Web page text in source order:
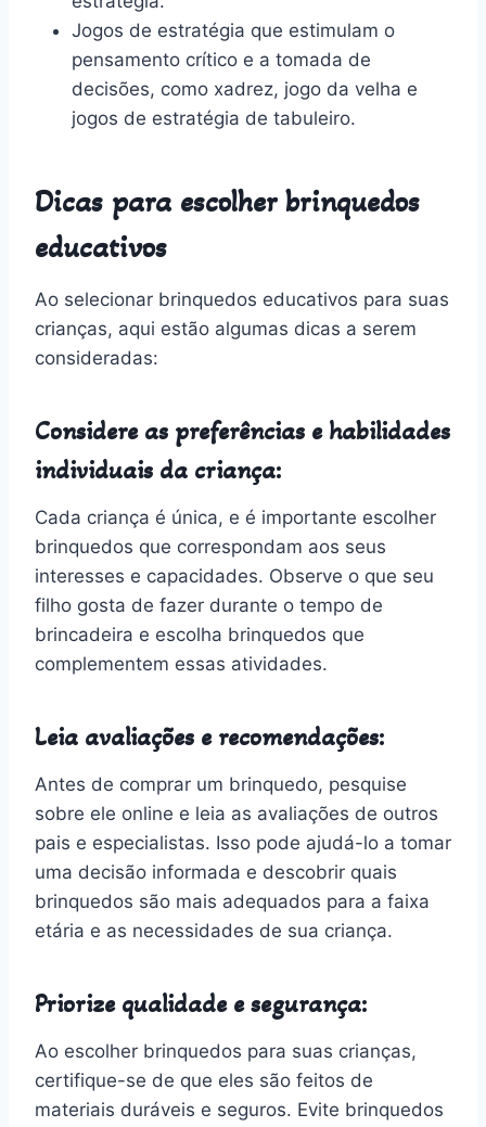
Jogos de estratégia que estimulam o
pensamento crítico e a tomada de
decisões, como xadrez, jogo da velha e
jogos de estratégia de tabuleiro.
Dicas para escolher brinquedos
educativos
Ao selecionar brinquedos educativos para suas
crianças, aqui estão algumas dicas a serem
consideradas:
Considere as preferências e habilidades
individuais da criança:
Cada criança é única, e é importante escolher
brinquedos que correspondam aos seus
interesses e capacidades. Observe o que seu
filho gosta de fazer durante o tempo de
brincadeira e escolha brinquedos que
complementem essas atividades.
Leia avaliações e recomendações:
Antes de comprar um brinquedo, pesquise
sobre ele online e leia as avaliações de outros
pais e especialistas. Isso pode ajudá-lo a tomar
uma decisão informada e descobrir quais
brinquedos são mais adequados para a faixa
etária e as necessidades de sua criança.
Priorize qualidade e segurança:
Ao escolher brinquedos para suas crianças,
certifique-se de que eles são feitos de
materiais duráveis e seguros. Evite brinquedos